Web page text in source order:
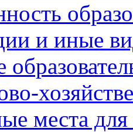
и иные
места